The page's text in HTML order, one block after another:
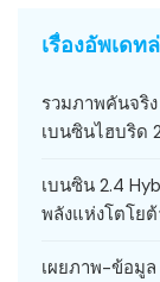
เรื่องอัพเดท
รวมภาพคันจริ
เบนซินไฮบริด
เบนซิน 2.4
พลังแห่งโตโย
เผยภาพ-ข้อมูล